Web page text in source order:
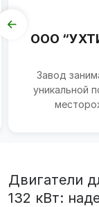
ООО
Завод
уникальной
Двигатели
132 кВт: